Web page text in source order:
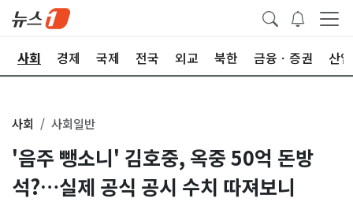
사회 경제 국제 전국 외교 북한 금융ㆍ증권 산업
사회 사회일반
'음주 뺑소니' 김호중, 옥중 50억 돈방
석?…실제 공식 공시 수치 따져보니